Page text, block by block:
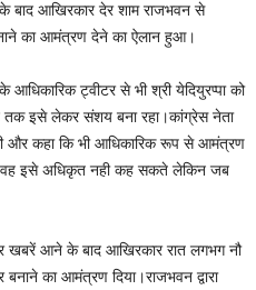
बाद आखिरकार देर शाम राजभवन से
का आमंत्रण देने का ऐलान हुआ।
ट्वीटर से भी श्री येदियुरप्पा को
तक इसे लेकर संशय बना रहा।कांग्रेस नेता
और कहा कि भी आधिकारिक रूप से आमंत्रण
वह इसे अधिकृत नही कह सकते लेकिन जब
खबरें आने के बाद आखिरकार रात लगभग नौ
का आमंत्रण दिया।राजभवन द्वारा